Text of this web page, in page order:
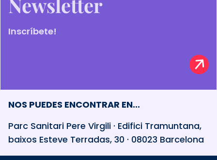
Newsletter
Inscríbete!
NOS PUEDES ENCONTRAR EN...
Parc Sanitari Pere Virgili · Edifici Tramuntana,
baixos Esteve Terradas, 30 · 08023 Barcelona